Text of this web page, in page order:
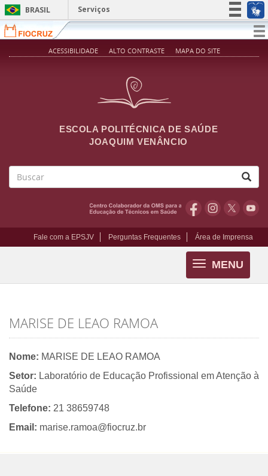
Pular para o conteúdo principal
BRASIL
Serviços
Simplifique!
Participe
ACESSIBILIDADE ALTO CONTRASTE MAPA DO SITE
ESCOLA POLITÉCNICA DE SAÚDE
JOAQUIM VENÂNCIO
Fale com a EPSJV Perguntas Frequentes Área de Imprensa
MENU
Toggle
navigation
MARISE DE LEAO RAMOA
Nome: MARISE DE LEAO RAMOA
Setor: Laboratório de Educação Profissional em Atenção à
Saúde
Telefone: 21 38659748
Email: marise.ramoa@fiocruz.br